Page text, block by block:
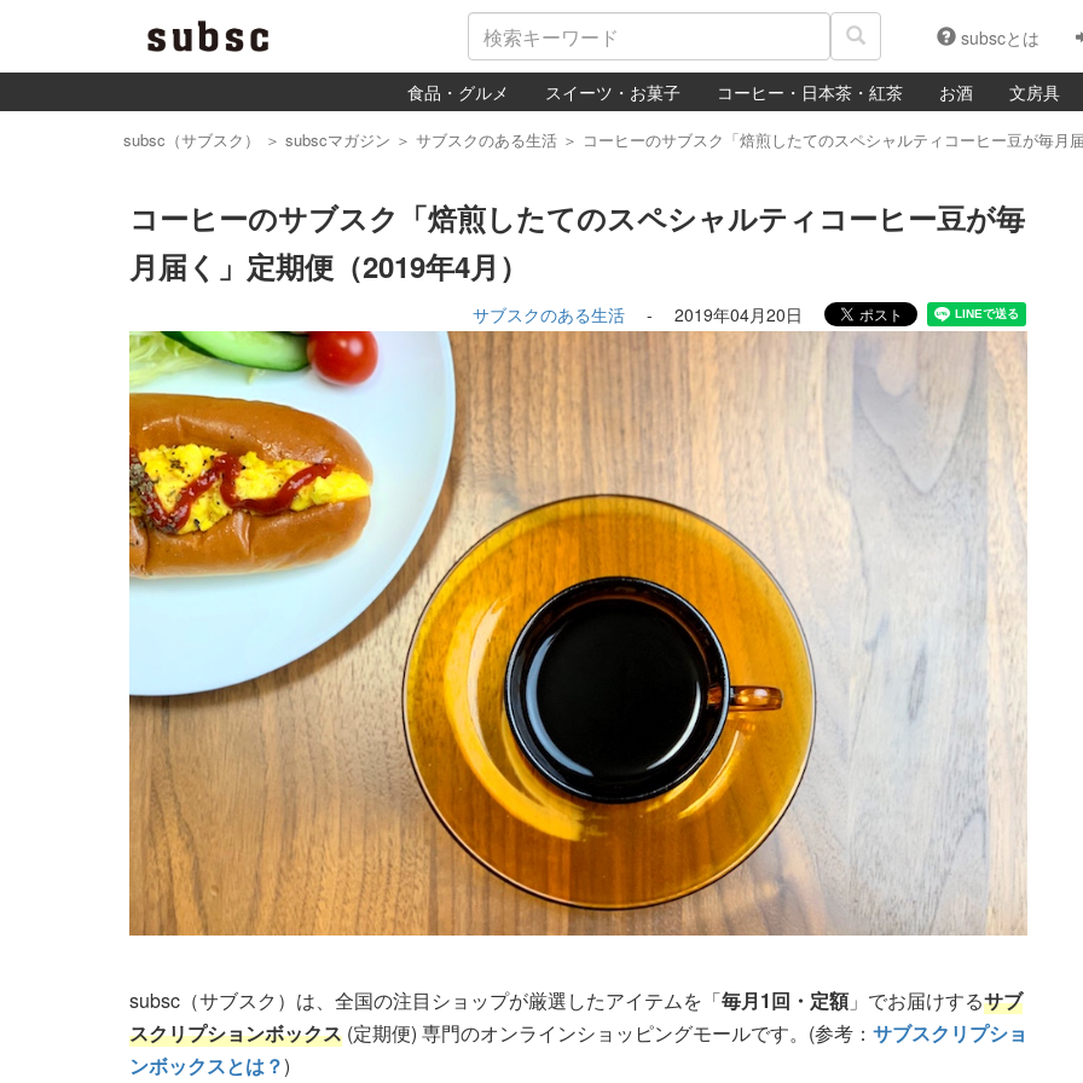
subscとは
食品・グルメ スイーツ・お菓子 コーヒー・日本茶・紅茶 お酒 文房具
subsc（サブスク） ＞ subscマガジン ＞ サブスクのある生活 ＞ コーヒーのサブスク「焙煎したてのスペシャルティコーヒー豆が毎月
コーヒーのサブスク「焙煎したてのスペシャルティコーヒー豆が毎
月届く」定期便（2019年4月）
サブスクのある生活 -2019年04月20日
subsc（サブスク）は、全国の注目ショップが厳選したアイテムを「毎月1回・定額」でお届けするサブ
スクリプションボックス (定期便) 専門のオンラインショッピングモールです。(参考： サブスクリプショ
ンボックスとは？)